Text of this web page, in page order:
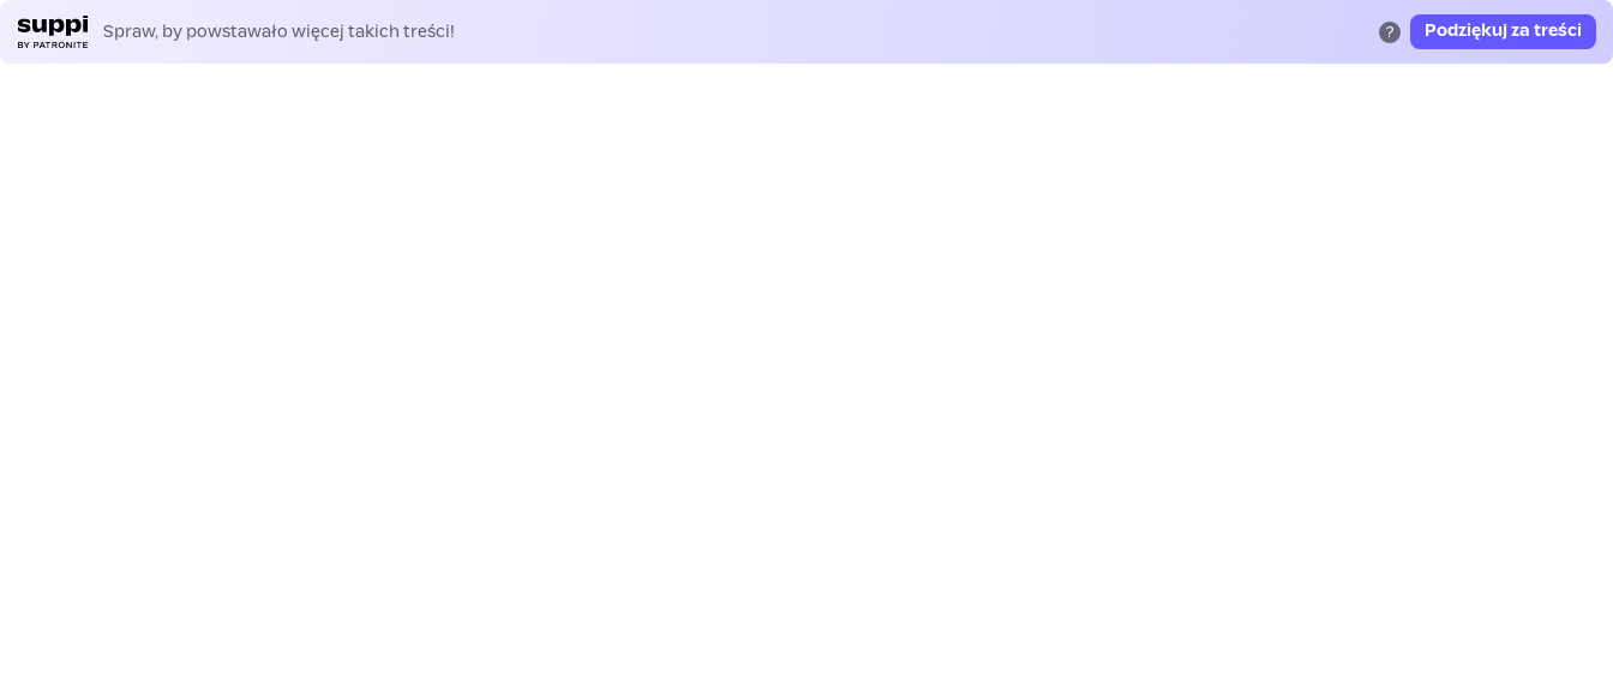
Spraw, by powstawało więcej takich treści! ? Podziękuj za treści